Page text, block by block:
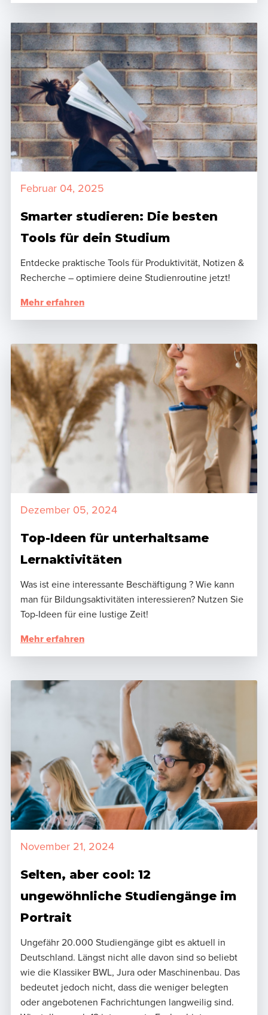
Februar 04, 2025
Smarter studieren: Die besten
Tools für dein Studium
Entdecke praktische Tools für Produktivität, Notizen &
Recherche – optimiere deine Studienroutine jetzt!
Mehr erfahren
Dezember 05, 2024
Top-Ideen für unterhaltsame
Lernaktivitäten
Was ist eine interessante Beschäftigung ? Wie kann
man für Bildungsaktivitäten interessieren? Nutzen Sie
Top-Ideen für eine lustige Zeit!
Mehr erfahren
November 21, 2024
Selten, aber cool: 12
ungewöhnliche Studiengänge im
Portrait
Ungefähr 20.000 Studiengänge gibt es aktuell in
Deutschland. Längst nicht alle davon sind so beliebt
wie die Klassiker BWL, Jura oder Maschinenbau. Das
bedeutet jedoch nicht, dass die weniger belegten
oder angebotenen Fachrichtungen langweilig sind.